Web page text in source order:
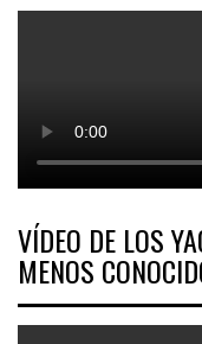
VÍDEO DE LOS
MENOS